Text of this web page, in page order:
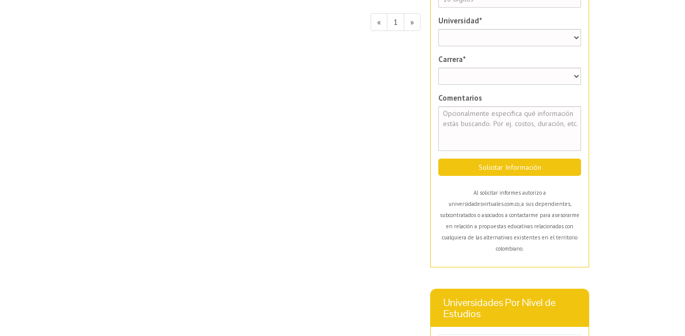
« 1 » Universidad*
Carrera*
Comentarios
Solicitar Información
Al solicitar informes autorizo a
universidadesvirtuales.com.co, a sus dependientes,
subcontratados o asociados a contactarme para asesorarme
en relación a propuestas educativas relacionadas con
cualquiera de las alternativas existentes en el territorio
colombiano.
Universidades Por Nivel de
Estudios